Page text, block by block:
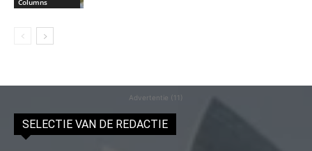
Columns
Advertentie (11)
SELECTIE VAN DE REDACTIE